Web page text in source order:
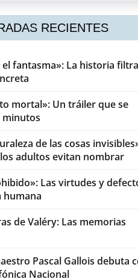
RECIENTES
el fantasma»: La historia
mortal»: Un tráiler que se
minutos
de las cosas
adultos evitan nombrar
Las virtudes y
humana
de Valéry: Las memorias
Pascal Gallois debuta
Nacional